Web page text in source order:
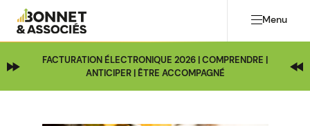
Menu
FACTURATION ÉLECTRONIQUE 2026 | COMPRENDRE |
ANTICIPER | ÊTRE ACCOMPAGNÉ